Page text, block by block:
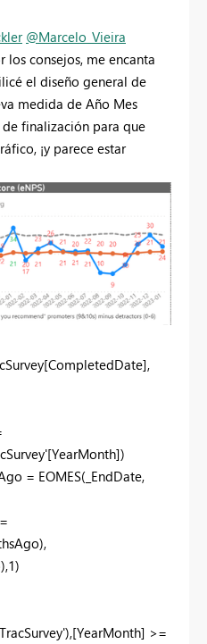
@Marcelo_Vieira
los consejos, me encanta
el diseño general de
medida de Año Mes
finalización para que
¡y parece estar
= EOMES(_EndDate,
1)
>=